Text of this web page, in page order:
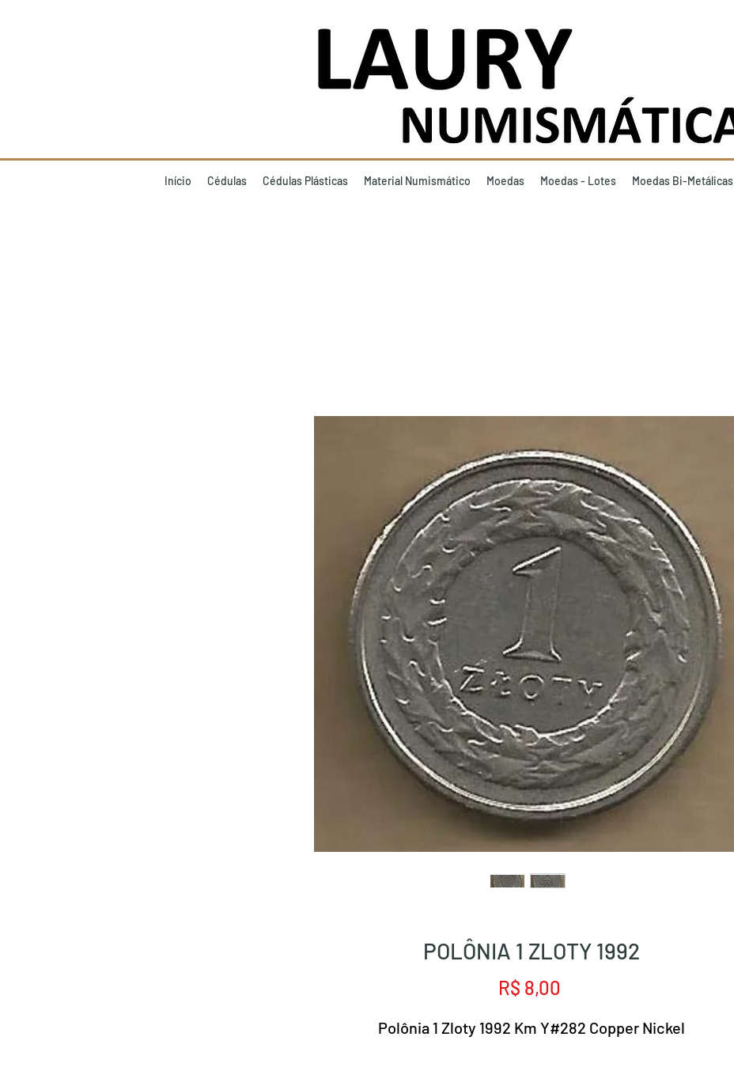
Início Cédulas Cédulas Plásticas Material Numismático Moedas Moedas - Lotes Moedas Bi-Metálicas
POLÔNIA 1 ZLOTY 1992
R$ 8,00
Polônia 1 Zloty 1992 Km Y#282 Copper Nickel